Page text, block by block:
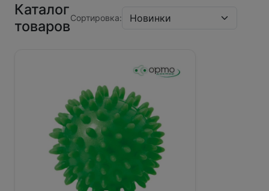
Каталог
товаровСортировка: